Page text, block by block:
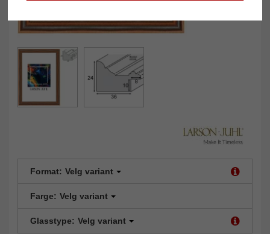
Format: Velg variant
Farge: Velg variant
Glasstype: Velg variant